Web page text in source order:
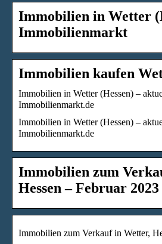
Immobilien in Wetter
Immobilienmarkt
Immobilien kaufen
Immobilien in Wetter (Hessen) –
Immobilienmarkt.de
Immobilien in Wetter (Hessen) –
Immobilienmarkt.de
Immobilien zum
Hessen – Februar 2023
Immobilien zum Verkauf in Wetter,